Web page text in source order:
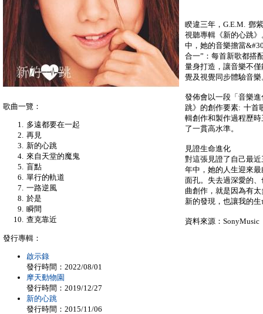
睽違三年，G.E.M. 鄧
視聽專輯《新的心跳
中，她的音樂擔當
合一”：每首新歌都搭
量身打造，讓音樂不
覺及視覺同步體驗音樂
發佈會以一段「音樂
跳》的創作要素: 十首
輯創作和製作過程歷
了一貫高水準。
見證生命進化
對這張見證了自己最
年中，她的人生迎來
面孔。失去過深愛的
曲創作，就是因為有
新的發現，也讓我的
資料來源：SonyMusic
歌曲一覽：
多遠都要在一起
再見
新的心跳
來自天堂的魔鬼
盲點
單行的軌道
一路逆風
於是
瞬間
查克靠近
發行專輯：
啟示錄
發行時間：2022/08/01
摩天動物園
發行時間：2019/12/27
新的心跳
發行時間：2015/11/06